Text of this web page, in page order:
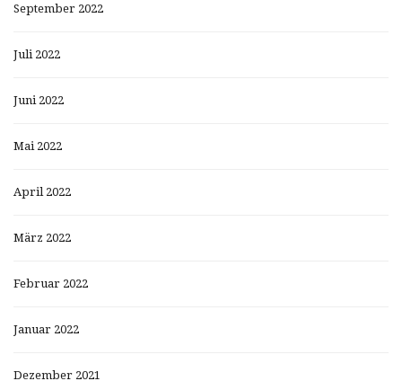
September 2022
Juli 2022
Juni 2022
Mai 2022
April 2022
März 2022
Februar 2022
Januar 2022
Dezember 2021